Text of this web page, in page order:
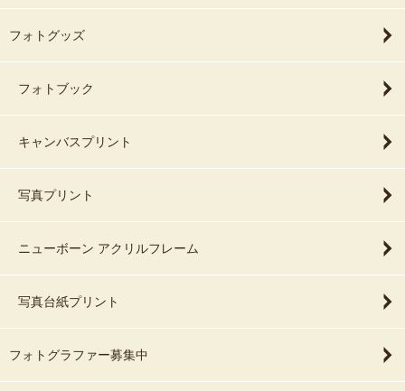
フォトグッズ
フォトブック
キャンバスプリント
写真プリント
ニューボーン アクリルフレーム
写真台紙プリント
フォトグラファー募集中